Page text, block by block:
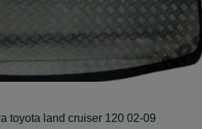
toyota land cruiser 120 02-09